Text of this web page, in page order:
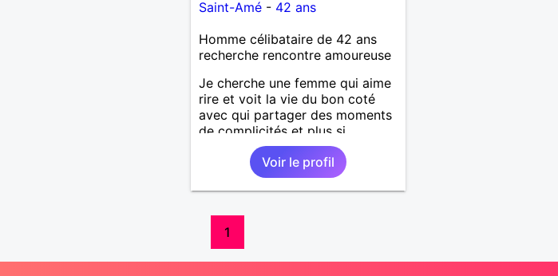
Saint-Amé- 42 ans
Homme célibataire de 42 ans
recherche rencontre amoureuse
Je cherche une femme qui aime
rire et voit la vie du bon coté
avec qui partager des moments
de complicités et plus si
Voir le profil
1